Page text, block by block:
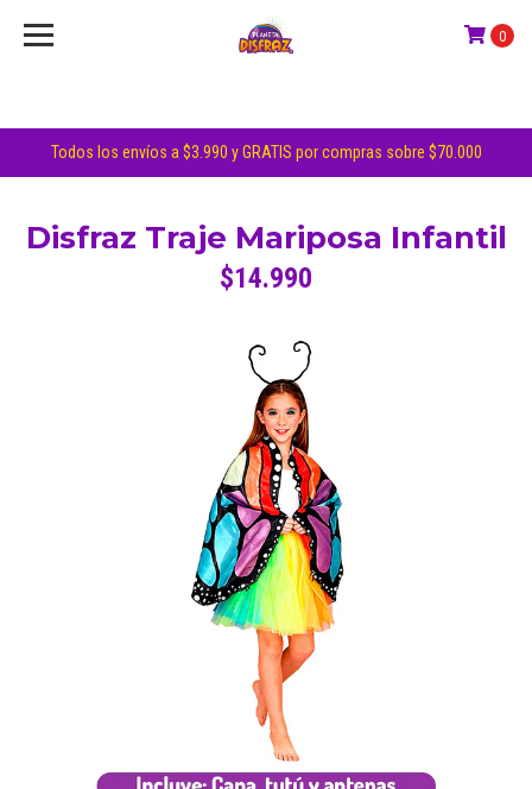
Todos los envíos a $3.990 y GRATIS por compras sobre $70.000
0
Disfraz Traje Mariposa Infantil
$14.990